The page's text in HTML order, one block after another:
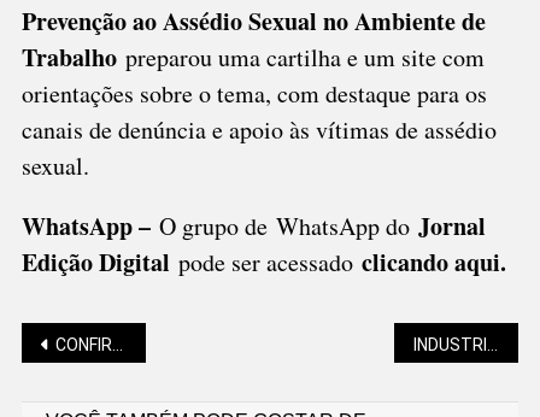
Prevenção ao Assédio Sexual no Ambiente de
Trabalhopreparou uma cartilha e um site com
orientações sobre o tema, com destaque para os
canais de denúncia e apoio às vítimas de assédio
sexual.
WhatsApp – O grupo de WhatsApp do Jornal
Edição Digital pode ser acessado clicando aqui.
Navegação
CONFIRA A PREVISÃO PARA OS PRÓXIMOS DIAS